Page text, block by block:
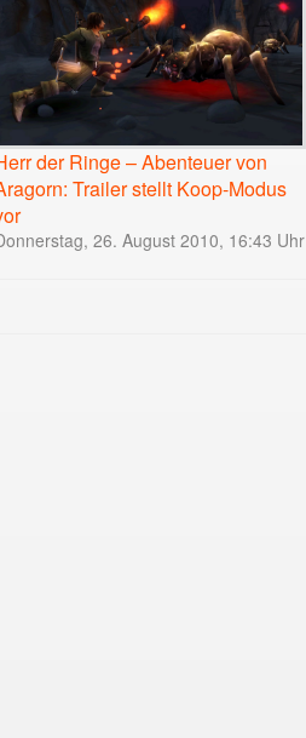
der Ringe – Abenteuer von
Trailer stellt Koop-Modus
26. August 2010, 16:43 Uhr